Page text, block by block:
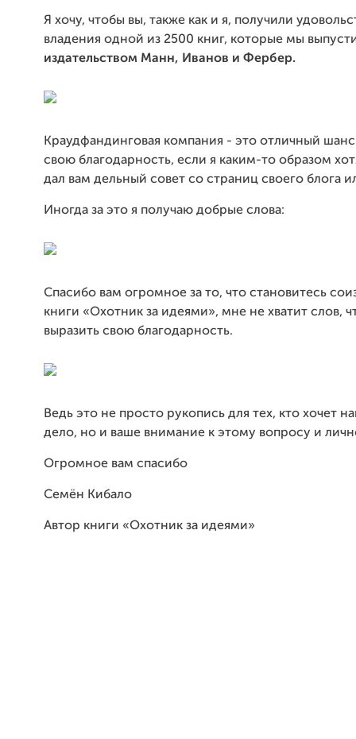
Я хочу, чтобы вы, также как и я, получили
владения одной из 2500 книг, которые мы
издательством Манн, Иванов и Фербер.
Краудфандинговая компания - это отличный шанс
свою благодарность, если я каким-то образом
дал вам дельный совет со страниц своего блога
Иногда за это я получаю добрые слова:
Спасибо вам огромное за то, что становитесь
книги «Охотник за идеями», мне не хватит слов,
выразить свою благодарность.
Ведь это не просто рукопись для тех, кто хочет
дело, но и ваше внимание к этому вопросу и
Огромное вам спасибо
Семён Кибало
Автор книги «Охотник за идеями»